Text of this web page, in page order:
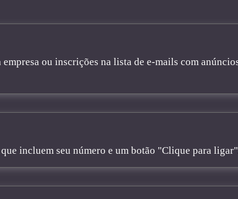
ou inscrições na lista de e-mails com
incluem seu número e um botão "Clique para